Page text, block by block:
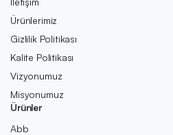
Ürünlerimiz
Gizlilik Politikası
Kalite Politikası
Vizyonumuz
Misyonumuz
Ürünler
Abb